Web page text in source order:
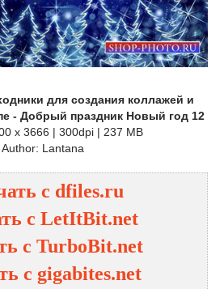
для создания коллажей и
- Добрый праздник Новый год 12
x 3666 | 300dpi | 237 MB
Author: Lantana
с dfiles.ru
с LetItBit.net
с TurboBit.net
с gigabites.net